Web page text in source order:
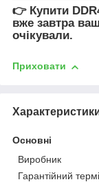
👉 Купити
вже завтра
очікували.
Приховати
Основні
Виробник
Гарантійний